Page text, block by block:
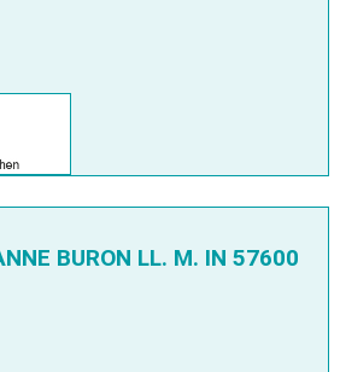
BURON LL. M. IN 57600